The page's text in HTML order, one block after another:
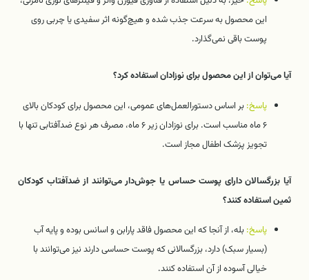
این محصول به سرعت جذب شده و هیچ‌گونه اثر سفیدی یا چربی روی
پوست باقی نمی‌گذارد.
آیا می‌توان از این محصول برای نوزادان استفاده کرد؟
پاسخ:بر اساس دستورالعمل‌های عمومی، این محصول برای کودکان بالای
۶ ماه مناسب است. برای نوزادان زیر ۶ ماه، مصرف هر نوع ضدآفتابی تنها با
تجویز پزشک اطفال مجاز است.
آیا بزرگسالان دارای پوست حساس یا جوش‌دار می‌توانند از ضدآفتاب کودکان
ثمین استفاده کنند؟
پاسخ:بله، از آنجا که این محصول فاقد پارابن و اسانس بوده و پایه آب
(بسیار سبک) دارد، بزرگسالانی که پوست حساسی دارند نیز می‌توانند با
خیالی آسوده از آن استفاده کنند.